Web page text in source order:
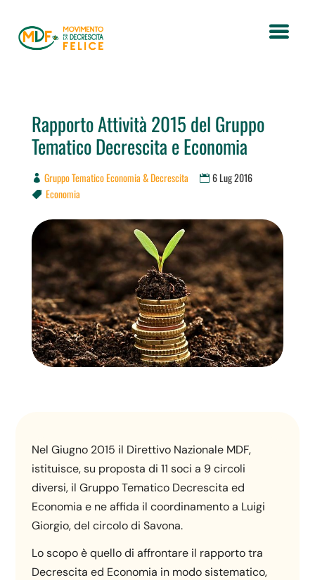
Rapporto Attività 2015 del Gruppo
Tematico Decrescita e Economia
Gruppo Tematico Economia & Decrescita 6 Lug 2016
 Economia
Nel Giugno 2015 il Direttivo Nazionale MDF,
istituisce, su proposta di 11 soci a 9 circoli
diversi, il Gruppo Tematico Decrescita ed
Economia e ne affida il coordinamento a Luigi
Giorgio, del circolo di Savona.
Lo scopo è quello di affrontare il rapporto tra
Decrescita ed Economia in modo sistematico,